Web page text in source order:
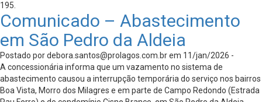
195.
Comunicado – Abastecimento
em São Pedro da Aldeia
Postado pordebora.santos@prolagos.com.brem 11/jan/2026 -
A concessionária informa que um vazamento no sistema de
abastecimento causou a interrupção temporária do serviço nos bairros
Boa Vista, Morro dos Milagres e em parte de Campo Redondo (Estrada